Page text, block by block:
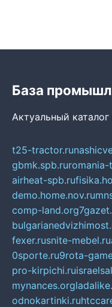
База
Актуальный
t25-tractor.ru
gbmk.spb.ruromania-
airheat-spb.ru
demo.home.nov.ru
comp-land.org
fexer.rusnite-mebel.ru
0sporte.ru9rota-
pro-kirpichi.ru
mynances.org
odnokartinki.ru